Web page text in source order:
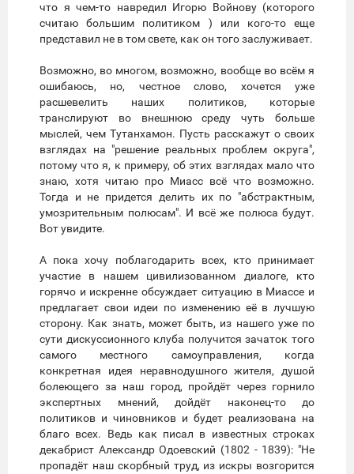
что я чем-то навредил Игорю Войнову (которого
считаю большим политиком ) или кого-то еще
представил не в том свете, как он того заслуживает.
Возможно, во многом, возможно, вообще во всём я
ошибаюсь, но, честное слово, хочется уже
расшевелить наших политиков, которые
транслируют во внешнюю среду чуть больше
мыслей, чем Тутанхамон. Пусть расскажут о своих
взглядах на "решение реальных проблем округа",
потому что я, к примеру, об этих взглядах мало что
знаю, хотя читаю про Миасс всё что возможно.
Тогда и не придется делить их по "абстрактным,
умозрительным полюсам". И всё же полюса будут.
Вот увидите.
А пока хочу поблагодарить всех, кто принимает
участие в нашем цивилизованном диалоге, кто
горячо и искренне обсуждает ситуацию в Миассе и
предлагает свои идеи по изменению её в лучшую
сторону. Как знать, может быть, из нашего уже по
сути дискуссионного клуба получится зачаток того
самого местного самоуправления, когда
конкретная идея неравнодушного жителя, душой
болеющего за наш город, пройдёт через горнило
экспертных мнений, дойдёт наконец-то до
политиков и чиновников и будет реализована на
благо всех. Ведь как писал в известных строках
декабрист Александр Одоевский (1802 - 1839): "Не
пропадёт наш скорбный труд, из искры возгорится